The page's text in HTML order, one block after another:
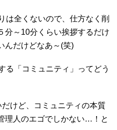
は全くないので、仕方なく削
～10分くらい挨拶するだけ
んだけどなあ～(笑)
る「コミュニティ」ってどう
だけど、コミュニティの本質
理人のエゴでしかない…！と